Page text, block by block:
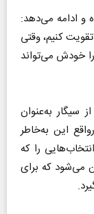
و ادامه می‌دهد:
کنیم، وقتی
خودش می‌تواند
سیگار به‌عنوان
این به‌خاطر
را که
می‌شود که برای